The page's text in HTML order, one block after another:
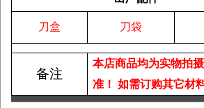
刀盒 刀袋
备注
本店商品均为实物拍
准！ 如需订购其它材